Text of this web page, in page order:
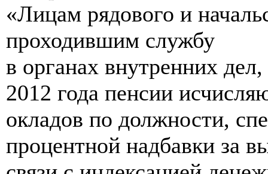
«Лицам рядового и
проходившим службу
в органах внутренних
2012 года пенсии
окладов по должности,
процентной надбавки за